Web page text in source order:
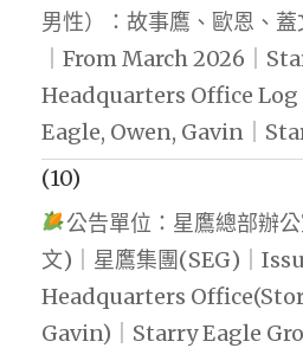
男性）：故事鷹、歐恩、
｜From March 2026｜
Headquarters Office
Eagle, Owen, Gavin｜
(10)
公告單位：星鷹總部辦
文)｜星鷹集團(SEG)｜
Headquarters
Gavin)｜Starry Eagle